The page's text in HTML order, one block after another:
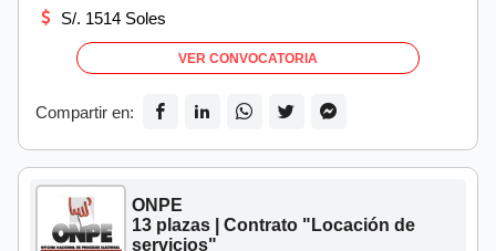
S/. 1514 Soles
VER CONVOCATORIA
Compartir en:
ONPE
13 plazas | Contrato "Locación de
servicios"